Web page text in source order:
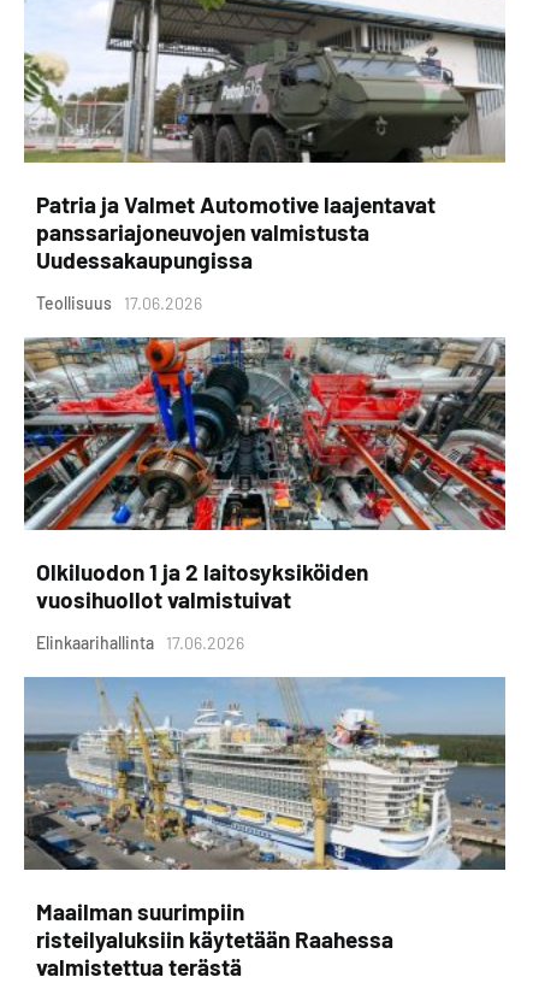
Patria ja Valmet Automotive laajentavat
panssariajoneuvojen valmistusta
Uudessakaupungissa
Teollisuus 17.06.2026
Olkiluodon 1 ja 2 laitosyksiköiden
vuosihuollot valmistuivat
Elinkaarihallinta 17.06.2026
Maailman suurimpiin
risteilyaluksiin käytetään Raahessa
valmistettua terästä